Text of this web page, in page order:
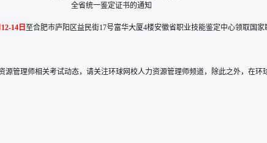
全省统一鉴定证书的通知
14日 至合肥市庐阳区益民街17号富华大厦4楼安徽省职业技能鉴定中心领取国
源管理师相关考试动态，请关注环球网校人力资源管理师频道，除此之外，在环